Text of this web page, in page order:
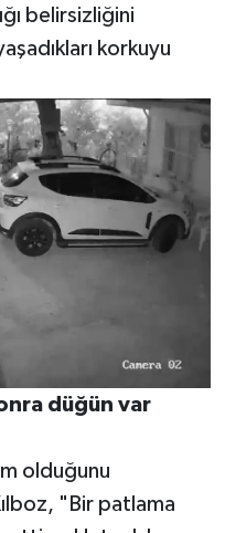
belirsizliğini
korkuyu
düğün var
olduğunu
"Bir patlama